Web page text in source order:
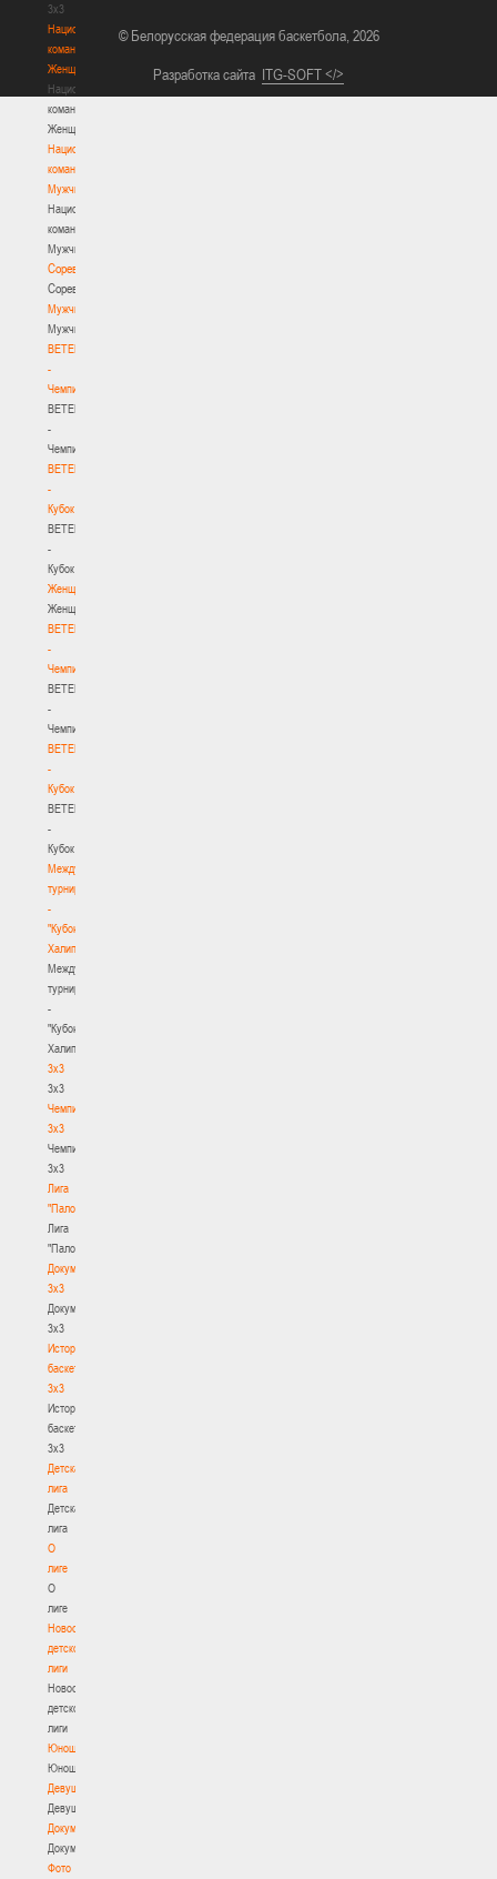
3х3
Национальная
команда.
Женщины
Национальная
команда.
Женщины
Национальная
команда.
Мужчины
Национальная
команда.
Мужчины
Соревнования
Соревнования
Мужчины
Мужчины
BETERA
-
Чемпионат
BETERA
-
Чемпионат
BETERA
-
Кубок
BETERA
-
Кубок
Женщины
Женщины
BETERA
-
Чемпионат
BETERA
-
Чемпионат
BETERA
-
Кубок
BETERA
-
Кубок
Международный
турнир
-
"Кубок
Халипского"
Международный
турнир
-
"Кубок
Халипского"
3x3
3x3
Чемпионат
3х3
Чемпионат
3х3
Лига
"Палова"
Лига
"Палова"
Документы
3х3
Документы
3х3
История
баскетбола
3х3
История
баскетбола
3х3
Детская
лига
Детская
лига
О
лиге
О
лиге
Новости
детской
лиги
Новости
детской
лиги
Юноши
Юноши
Девушки
Девушки
Документы
Документы
Фото
© Белорусская федерация баскетбола, 2026
Разработка сайта ITG-SOFT </>